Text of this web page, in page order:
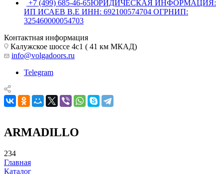
+7 (499) 685-46-65ЮРИДИЧЕСКАЯ ИНФОРМАЦИЯ:
ИП ИСАЕВ В.Е ИНН: 692100574704 ОГРНИП:
325460000054703
Контактная информация
Калужское шоссе 4с1 ( 41 км МКАД)
info@volgadoors.ru
Telegram
ARMADILLO
234
Главная
Каталог